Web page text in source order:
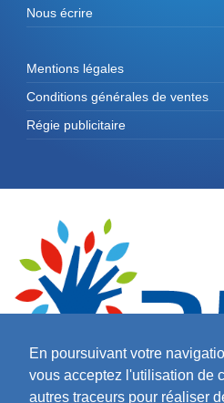
En poursuivant votre
vous acceptez l'utilisation de
autres traceurs pour réaliser
Nous écrire
Mentions légales
Conditions générales de ventes
Régie publicitaire